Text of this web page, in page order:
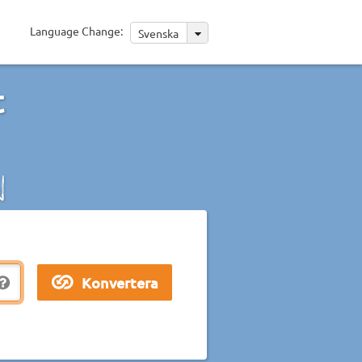
Language Change: Svenska